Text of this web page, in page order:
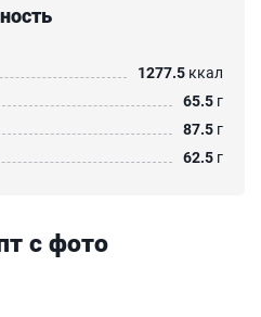
1277.5 ккал
65.5 г
87.5 г
62.5 г
с фото